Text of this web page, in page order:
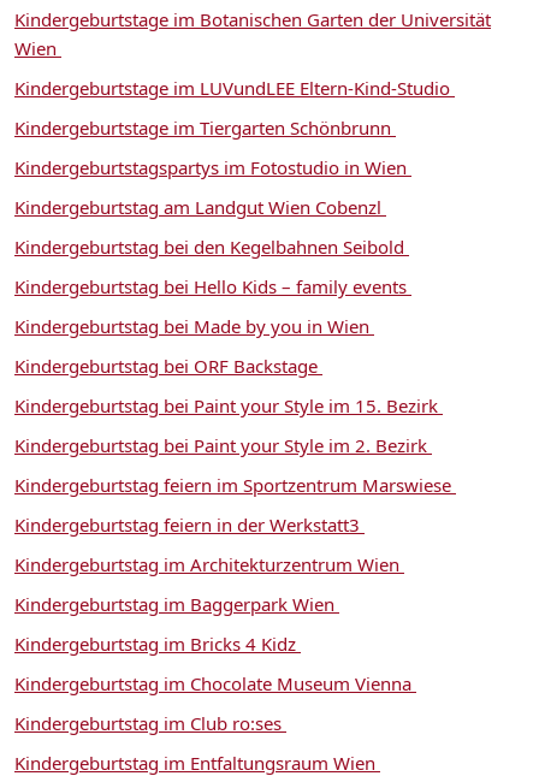
Kindergeburtstage im Botanischen Garten der Universität
Wien
Kindergeburtstage im LUVundLEE Eltern-Kind-Studio
Kindergeburtstage im Tiergarten Schönbrunn
Kindergeburtstagspartys im Fotostudio in Wien
Kindergeburtstag am Landgut Wien Cobenzl
Kindergeburtstag bei den Kegelbahnen Seibold
Kindergeburtstag bei Hello Kids – family events
Kindergeburtstag bei Made by you in Wien
Kindergeburtstag bei ORF Backstage
Kindergeburtstag bei Paint your Style im 15. Bezirk
Kindergeburtstag bei Paint your Style im 2. Bezirk
Kindergeburtstag feiern im Sportzentrum Marswiese
Kindergeburtstag feiern in der Werkstatt3
Kindergeburtstag im Architekturzentrum Wien
Kindergeburtstag im Baggerpark Wien
Kindergeburtstag im Bricks 4 Kidz
Kindergeburtstag im Chocolate Museum Vienna
Kindergeburtstag im Club ro:ses
Kindergeburtstag im Entfaltungsraum Wien